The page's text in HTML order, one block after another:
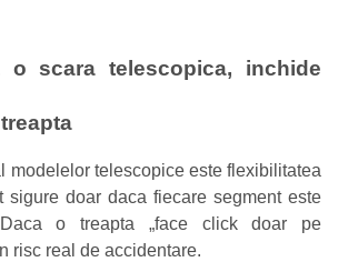
o scara telescopica, inchide
modelelor telescopice este flexibilitatea
sigure doar daca fiecare segment este
o treapta „face click doar pe
risc real de accidentare.